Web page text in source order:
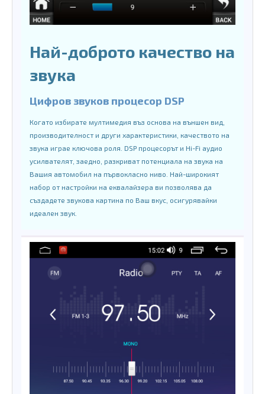
Най-доброто качество на
звука
Цифров звуков процесор DSP
Когато избирате мултимедия въз основа на външен вид,
производителност и други характеристики, качеството на
звука играе ключова роля. DSP процесорът и Hi-Fi аудио
усилвателят, заедно, разкриват потенциала на звука на
Вашия автомобил на първокласно ниво. Най-широкият
набор от настройки на еквалайзера ви позволява да
създадете звукова картина по Ваш вкус, осигурявайки
идеален звук.